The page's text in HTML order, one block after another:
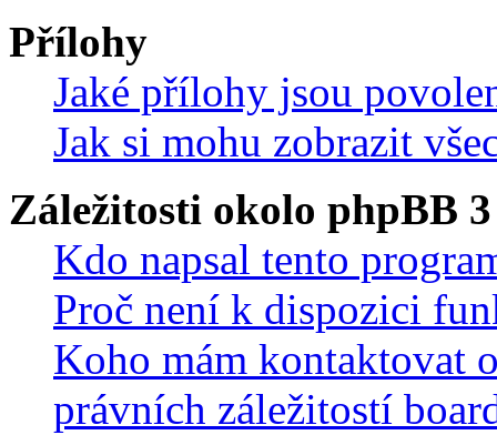
Přílohy
Jaké přílohy jsou
Jak si mohu zobrazit
Záležitosti okolo phpBB 3
Kdo napsal tento
Proč není k dispozici
Koho mám kontaktovat
právních záležitostí